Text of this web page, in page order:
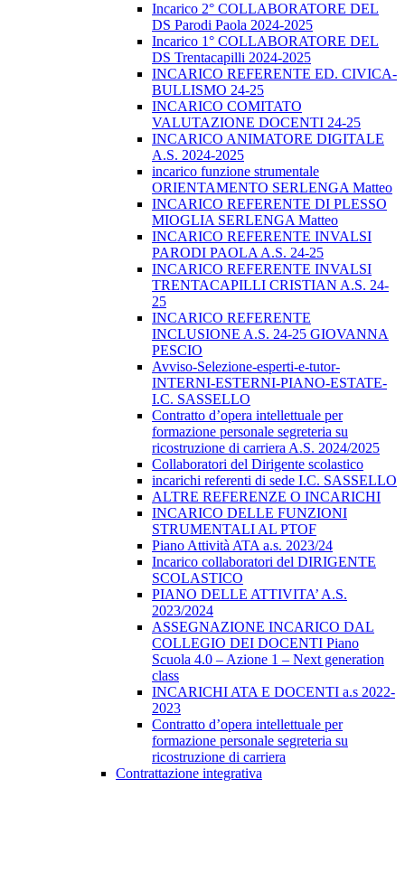
Incarico 2° COLLABORATORE DEL
DS Parodi Paola 2024-2025
Incarico 1° COLLABORATORE DEL
DS Trentacapilli 2024-2025
INCARICO REFERENTE ED. CIVICA-
BULLISMO 24-25
INCARICO COMITATO
VALUTAZIONE DOCENTI 24-25
INCARICO ANIMATORE DIGITALE
A.S. 2024-2025
incarico funzione strumentale
ORIENTAMENTO SERLENGA Matteo
INCARICO REFERENTE DI PLESSO
MIOGLIA SERLENGA Matteo
INCARICO REFERENTE INVALSI
PARODI PAOLA A.S. 24-25
INCARICO REFERENTE INVALSI
TRENTACAPILLI CRISTIAN A.S. 24-
25
INCARICO REFERENTE
INCLUSIONE A.S. 24-25 GIOVANNA
PESCIO
Avviso-Selezione-esperti-e-tutor-
INTERNI-ESTERNI-PIANO-ESTATE-
I.C. SASSELLO
Contratto d’opera intellettuale per
formazione personale segreteria su
ricostruzione di carriera A.S. 2024/2025
Collaboratori del Dirigente scolastico
incarichi referenti di sede I.C. SASSELLO
ALTRE REFERENZE O INCARICHI
INCARICO DELLE FUNZIONI
STRUMENTALI AL PTOF
Piano Attività ATA a.s. 2023/24
Incarico collaboratori del DIRIGENTE
SCOLASTICO
PIANO DELLE ATTIVITA’ A.S.
2023/2024
ASSEGNAZIONE INCARICO DAL
COLLEGIO DEI DOCENTI Piano
Scuola 4.0 – Azione 1 – Next generation
class
INCARICHI ATA E DOCENTI a.s 2022-
2023
Contratto d’opera intellettuale per
formazione personale segreteria su
ricostruzione di carriera
Contrattazione integrativa